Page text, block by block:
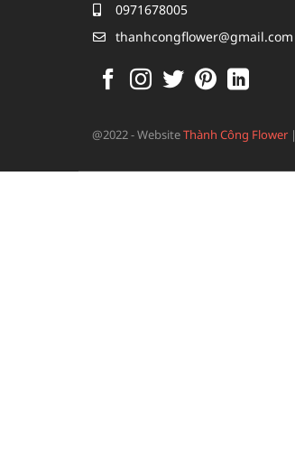
0971678005
thanhcongflower@gmail.com
@2022 - WebsiteThành Công Flower |